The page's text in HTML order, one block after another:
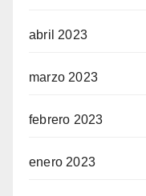
abril 2023
marzo 2023
febrero 2023
enero 2023